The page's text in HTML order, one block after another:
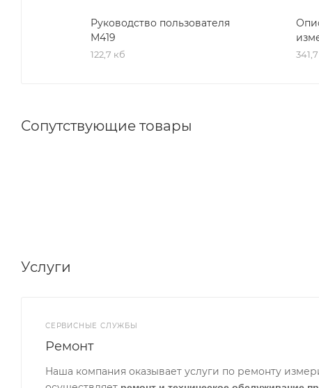
Руководство пользователя
М419
122,7 кб
Сопутствующие товары
Услуги
СЕРВИСНЫЕ СЛУЖБЫ
Ремонт
Наша компания оказывает услуги по ремонту